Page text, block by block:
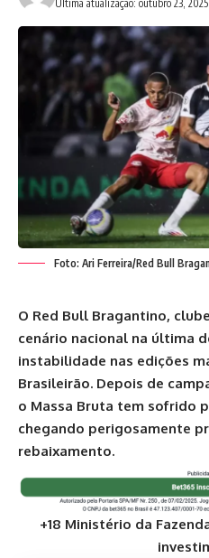
Última atualização: outubro 23, 2025
Foto: Ari Ferreira/Red Bull
O Red Bull Bragantino,
cenário nacional na última
instabilidade nas edições
Brasileirão. Depois de
o Massa Bruta tem sofrido
chegando perigosamente
rebaixamento.
+18 Ministério da